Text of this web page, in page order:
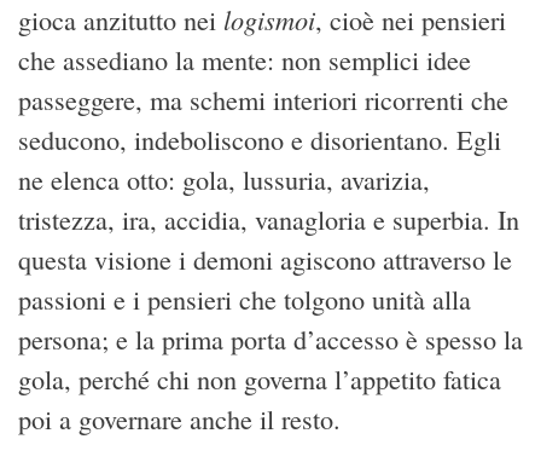
gioca anzitutto nei logismoi, cioè nei pensieri
che assediano la mente: non semplici idee
passeggere, ma schemi interiori ricorrenti che
seducono, indeboliscono e disorientano. Egli
ne elenca otto: gola, lussuria, avarizia,
tristezza, ira, accidia, vanagloria e superbia. In
questa visione i demoni agiscono attraverso le
passioni e i pensieri che tolgono unità alla
persona; e la prima porta d’accesso è spesso la
gola, perché chi non governa l’appetito fatica
poi a governare anche il resto.